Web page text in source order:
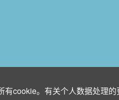
cookie。有关个人数据处理
号 沪卫（中医）网复审[2015]第